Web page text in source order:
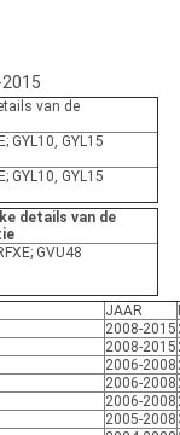
van de
GYL10, GYL15
GYL10, GYL15
details van de
GVU48
JAAR
2008-2015
2008-2015
2006-2008
2006-2008
2006-2008
2005-2008